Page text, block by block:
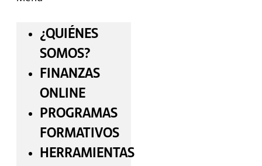
¿QUIÉNES
SOMOS?
FINANZAS
ONLINE
PROGRAMAS
FORMATIVOS
HERRAMIENTAS